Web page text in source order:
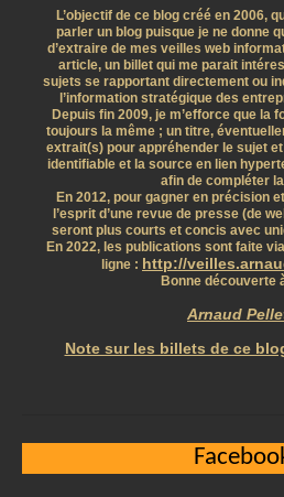
L’objectif de ce blog créé en 2006,
parler un blog puisque je ne donne
d’extraire de mes veilles web
article, un billet qui me parait
sujets se rapportant directement ou
l’information stratégique des
Depuis fin 2009, je m’efforce que la
toujours la même ; un titre,
extrait(s) pour appréhender le sujet et
identifiable et la source en lien
afin de compléter
En 2012, pour gagner en précision
l’esprit d’une revue de presse (de
seront plus courts et concis avec
En 2022, les publications sont faite
ligne : http://
Bonne découverte
Arnaud
Note sur les billets de ce